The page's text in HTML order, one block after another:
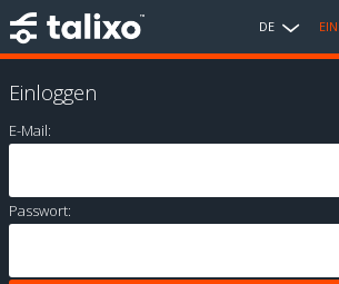
DE
Einloggen
E-Mail:
Passwort: